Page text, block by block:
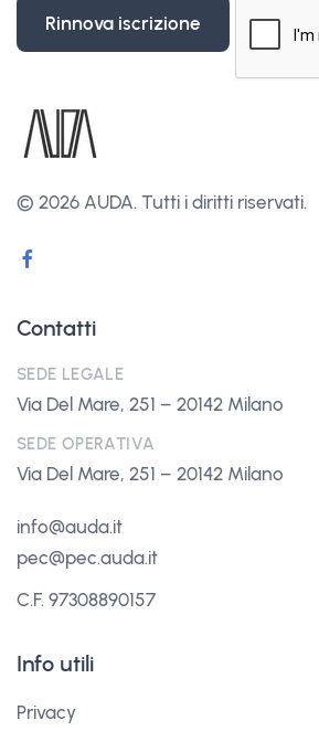
Rinnova iscrizione
© 2026 AUDA. Tutti i diritti riservati.
Contatti
SEDE LEGALE
Via Del Mare, 251 – 20142 Milano
SEDE OPERATIVA
Via Del Mare, 251 – 20142 Milano
info@auda.it
pec@pec.auda.it
C.F. 97308890157
Info utili
Privacy